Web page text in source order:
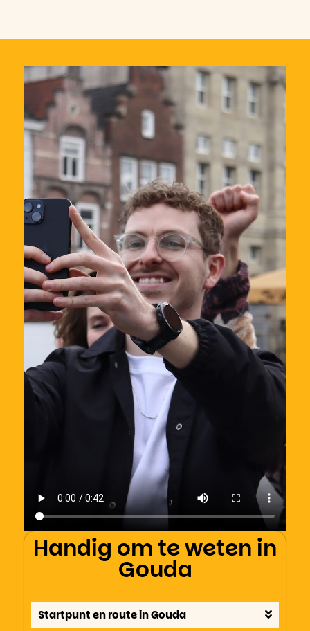
Handig om te weten in
Gouda
Startpunt en route in Gouda